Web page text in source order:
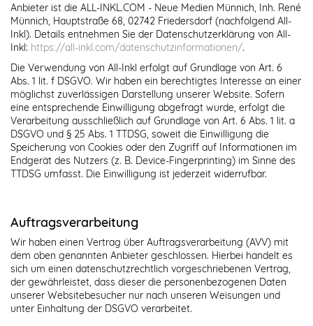
Anbieter ist die ALL-INKL.COM - Neue Medien Münnich, Inh. René
Münnich, Hauptstraße 68, 02742 Friedersdorf (nachfolgend All-
Inkl). Details entnehmen Sie der Datenschutzerklärung von All-
Inkl: https://all-inkl.com/datenschutzinformationen/.
Die Verwendung von All-Inkl erfolgt auf Grundlage von Art. 6
Abs. 1 lit. f DSGVO. Wir haben ein berechtigtes Interesse an einer
möglichst zuverlässigen Darstellung unserer Website. Sofern
eine entsprechende Einwilligung abgefragt wurde, erfolgt die
Verarbeitung ausschließlich auf Grundlage von Art. 6 Abs. 1 lit. a
DSGVO und § 25 Abs. 1 TTDSG, soweit die Einwilligung die
Speicherung von Cookies oder den Zugriff auf Informationen im
Endgerät des Nutzers (z. B. Device-Fingerprinting) im Sinne des
TTDSG umfasst. Die Einwilligung ist jederzeit widerrufbar.
Auftragsverarbeitung
Wir haben einen Vertrag über Auftragsverarbeitung (AVV) mit
dem oben genannten Anbieter geschlossen. Hierbei handelt es
sich um einen datenschutzrechtlich vorgeschriebenen Vertrag,
der gewährleistet, dass dieser die personenbezogenen Daten
unserer Websitebesucher nur nach unseren Weisungen und
unter Einhaltung der DSGVO verarbeitet.